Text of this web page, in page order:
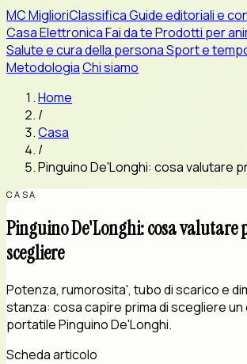
MCMiglioriClassificaGuide editoriali e
CasaElettronicaFai da teProdotti per
Salute e cura della personaSport e
MetodologiaChi siamo
Home
/
Casa
/
Pinguino De'Longhi: cosa valutare
CASA
Pinguino De'Longhi: cosa valutare
scegliere
Potenza, rumorosita', tubo di scarico e
stanza: cosa capire prima di scegliere
portatile Pinguino De'Longhi.
Scheda articolo